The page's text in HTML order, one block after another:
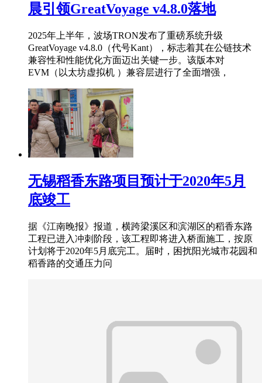
晨引领GreatVoyage v4.8.0落地
2025年上半年，波场TRON发布了重磅系统升级
GreatVoyage v4.8.0（代号Kant），标志着其在公链技术
兼容性和性能优化方面迈出关键一步。该版本对
EVM（以太坊虚拟机 ）兼容层进行了全面增强，
无锡稻香东路项目预计于2020年5月
底竣工
据《江南晚报》报道，横跨梁溪区和滨湖区的稻香东路
工程已进入冲刺阶段，该工程即将进入桥面施工，按原
计划将于2020年5月底完工。届时，困扰阳光城市花园和
稻香路的交通压力问